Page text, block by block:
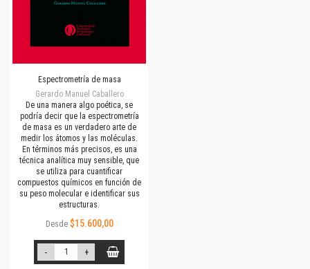
Espectrometría de masa
Gerardo Manuel Caballero
De una manera algo poética, se
podría decir que la espectrometría
de masa es un verdadero arte de
medir los átomos y las moléculas.
En términos más precisos, es una
técnica analítica muy sensible, que
se utiliza para cuantificar
compuestos químicos en función de
su peso molecular e identificar sus
estructuras.
Desde $15.600,00
- +